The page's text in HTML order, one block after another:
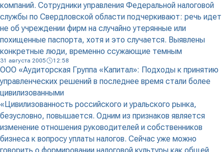
компаний. Сотрудники управления Федеральной налоговой
службы по Свердловской области подчеркивают: речь идет
не об учреждении фирм на случайно утерянные или
похищенные паспорта, хотя и это случается. Выявлены
конкретные люди, временно ссужающие темным
31 августа 2005 12:58
ООО «Аудиторская Группа «Капитал»: Подходы к принятию
управленческих решений в последнее время стали более
цивилизованными
«Цивилизованность российского и уральского рынка,
безусловно, повышается. Одним из признаков является
изменение отношения руководителей и собственников
бизнеса к вопросу уплаты налогов. Сейчас уже можно